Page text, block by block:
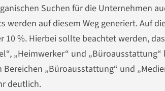
Suchen für die Unternehmen
werden auf diesem Weg generiert. Auf
10 %. Hierbei sollte beachtet werden,
„Heimwerker“ und
Bereichen „Büroausstattung“ und
deutlich.